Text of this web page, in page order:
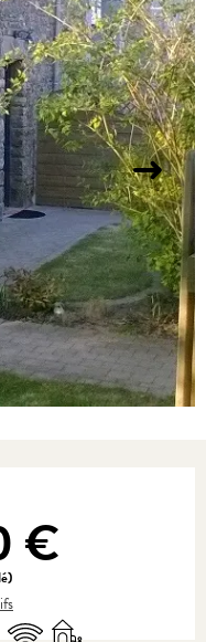
€
WiFi Jeux pour enfants /